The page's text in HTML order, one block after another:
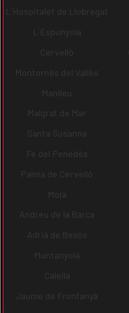
L´Hospitalet de Llobregat
L´Espunyola
Cervelló
Montornès del Vallès
Manlleu
Malgrat de Mar
Santa Susanna
Fe del Penedès
Palma de Cervelló
Moià
Andreu de la Barca
Adrià de Besòs
Muntanyola
Calella
Jaume de Frontanyà